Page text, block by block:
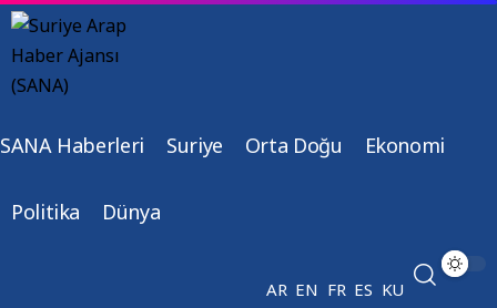
SANA Haberleri Suriye Orta Doğu Ekonomi
Politika Dünya
AR EN FR ES KU